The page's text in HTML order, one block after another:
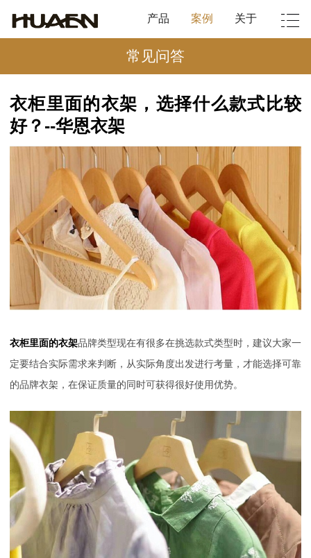
产品 案例 关于
常见问答
衣柜里面的衣架，选择什么款式比较
好？--华恩衣架
衣柜里面的衣架品牌类型现在有很多在挑选款式类型时，建议大家一
定要结合实际需求来判断，从实际角度出发进行考量，才能选择可靠
的品牌衣架，在保证质量的同时可获得很好使用优势。